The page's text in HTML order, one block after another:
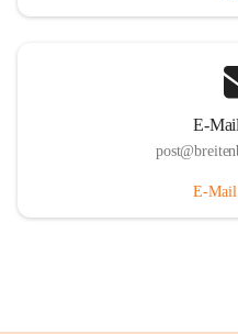
E-
E-Mail